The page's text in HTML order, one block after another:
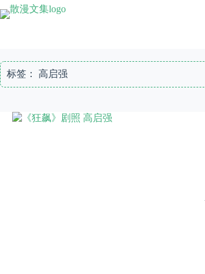
至
标签： 高启强